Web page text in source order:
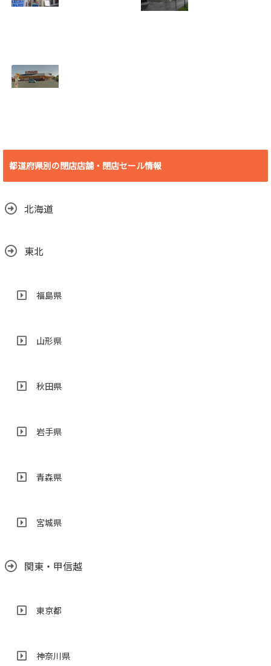
2018.07.19
て閉店
2018年7月29日
(日)をもって閉店
年6月30日(土)をも
って閉店
都道府県別の閉店店舗・閉店セール情報
北海道
東北
福島県
山形県
秋田県
岩手県
青森県
宮城県
関東・甲信越
東京都
神奈川県